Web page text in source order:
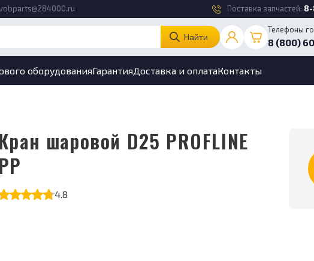
Поставка запчастей:
Найти
Телефоны
8 (800)
оборудованияГарантияДоставка и оплатаКонтакты
Кран шаровой D25 PROFLINE
PP
4.8